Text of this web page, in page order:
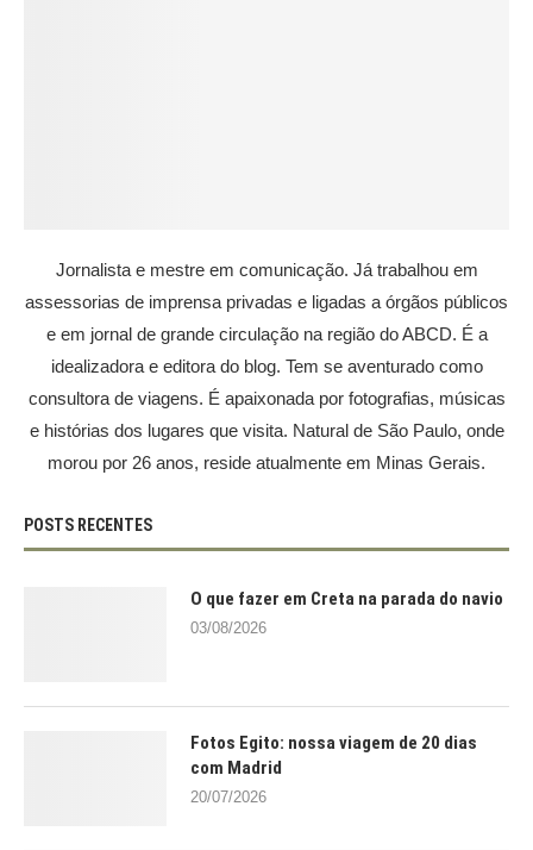
Jornalista e mestre em comunicação. Já trabalhou em
assessorias de imprensa privadas e ligadas a órgãos públicos
e em jornal de grande circulação na região do ABCD. É a
idealizadora e editora do blog. Tem se aventurado como
consultora de viagens. É apaixonada por fotografias, músicas
e histórias dos lugares que visita. Natural de São Paulo, onde
morou por 26 anos, reside atualmente em Minas Gerais.
POSTS RECENTES
O que fazer em Creta na parada do navio
03/08/2026
Fotos Egito: nossa viagem de 20 dias
com Madrid
20/07/2026